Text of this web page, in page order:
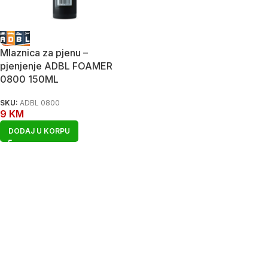
Mlaznica za pjenu –
pjenjenje ADBL FOAMER
0800 150ML
SKU: ADBL 0800
9 KM
DODAJ U KORPU